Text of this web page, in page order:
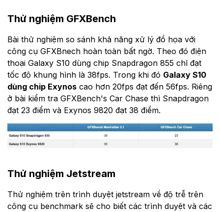
Thử nghiệm GFXBench
Bài thử nghiệm so sánh khả năng xử lý đồ họa với
công cụ GFXBnech hoàn toàn bất ngờ. Theo đó điện
thoại Galaxy S10 dùng chip Snapdragon 855 chỉ đạt
tốc độ khung hình là 38fps. Trong khi đó Galaxy S10
dùng chip Exynos cao hơn 20fps đạt đến 56fps. Riêng
ở bài kiểm tra GFXBench's Car Chase thì Snapdragon
đạt 23 điểm và Exynos 9820 đạt 38 điểm.
Thử nghiệm Jetstream
Thử nghiệm trên trình duyệt jetstream về độ trễ trên
công cụ benchmark sẽ cho biết các trình duyệt và các